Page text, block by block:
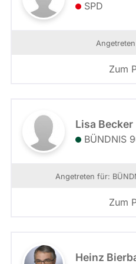
SPD
Zum
Lisa Becker
BÜNDNIS
Angetreten für:
Zum
Heinz